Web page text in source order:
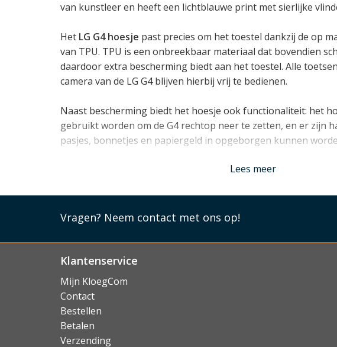
van kunstleer en heeft een lichtblauwe print met sierlijke
Het LG G4 hoesje past precies om het toestel dankzij de op
van TPU. TPU is een onbreekbaar materiaal dat bovendien
daardoor extra bescherming biedt aan het toestel. Alle
camera van de LG G4 blijven hierbij vrij te bedienen.
Naast bescherming biedt het hoesje ook functionaliteit: het
gebruikt worden om de G4 rechtop neer te zetten, en er zijn
pasjes, bonnetjes en papiergeld in opgeborgen kunnen
Lees minder
Lees meer
Vragen? Neem contact met ons op!
Klantenservice
Mijn KloegCom
Contact
Bestellen
Betalen
Verzending